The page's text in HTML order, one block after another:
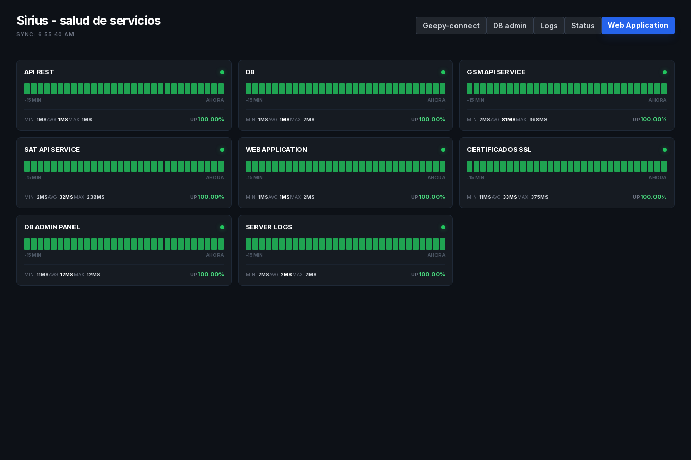
Sirius - salud de servicios
SYNC: 6:55:40 AM
Geepy-connect DB admin Logs Status Web Application
API REST
-15 MIN AHORA
MIN 1MSAVG 1MSMAX 1MS UP100.00%
DB
-15 MIN AHORA
MIN 1MSAVG 1MSMAX 2MS UP100.00%
GSM API SERVICE
-15 MIN AHORA
MIN 2MSAVG 81MSMAX 368MS UP100.00%
SAT API SERVICE
-15 MIN AHORA
MIN 2MSAVG 32MSMAX 238MS UP100.00%
WEB APPLICATION
-15 MIN AHORA
MIN 1MSAVG 1MSMAX 2MS UP100.00%
CERTIFICADOS SSL
-15 MIN AHORA
MIN 11MSAVG 33MSMAX 375MS UP100.00%
DB ADMIN PANEL
-15 MIN AHORA
MIN 11MSAVG 12MSMAX 12MS UP100.00%
SERVER LOGS
-15 MIN AHORA
MIN 2MSAVG 2MSMAX 2MS UP100.00%